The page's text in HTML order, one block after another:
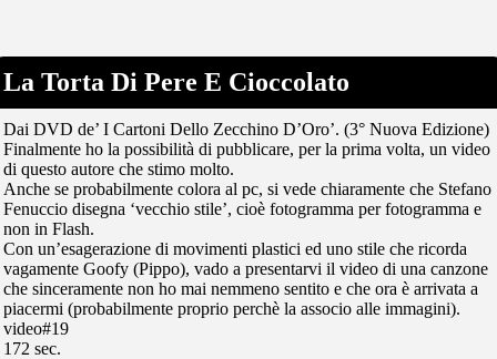
La Torta Di Pere E Cioccolato
Dai DVD de’ I Cartoni Dello Zecchino D’Oro’. (3° Nuova Edizione)
Finalmente ho la possibilità di pubblicare, per la prima volta, un video
di questo autore che stimo molto.
Anche se probabilmente colora al pc, si vede chiaramente che Stefano
Fenuccio disegna ‘vecchio stile’, cioè fotogramma per fotogramma e
non in Flash.
Con un’esagerazione di movimenti plastici ed uno stile che ricorda
vagamente Goofy (Pippo), vado a presentarvi il video di una canzone
che sinceramente non ho mai nemmeno sentito e che ora è arrivata a
piacermi (probabilmente proprio perchè la associo alle immagini).
video#19
172 sec.